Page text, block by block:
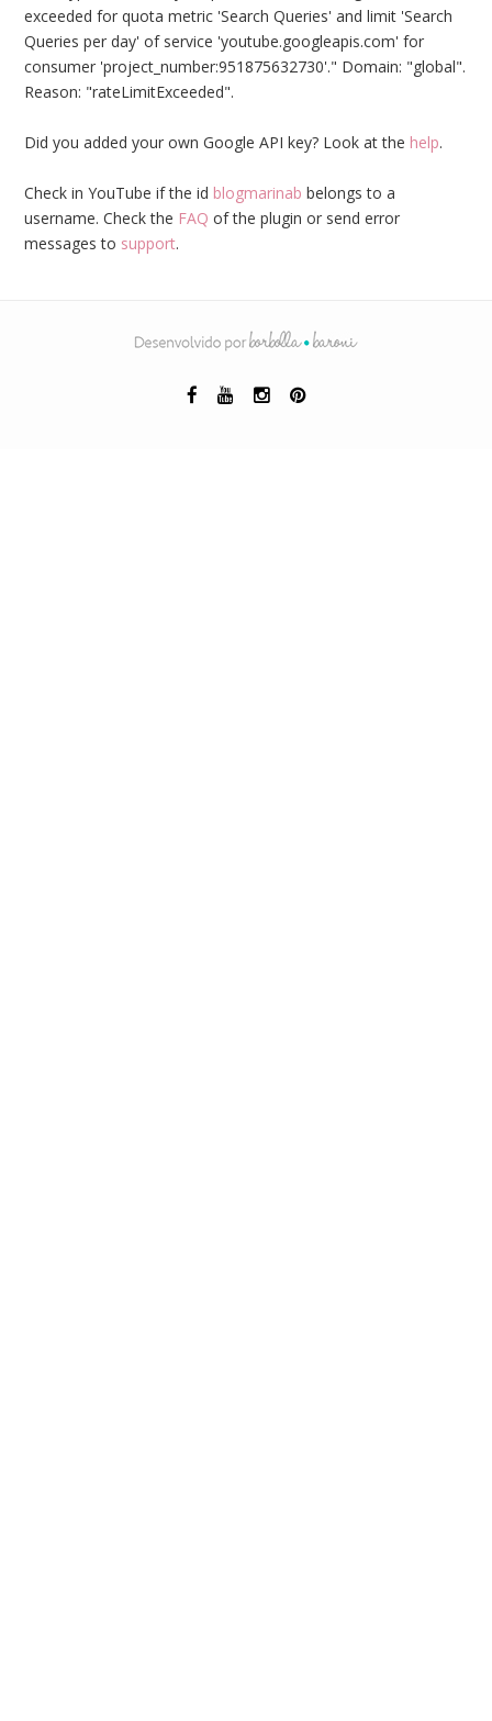
exceeded for quota metric 'Search Queries' and limit 'Search
Queries per day' of service 'youtube.googleapis.com' for
consumer 'project_number:951875632730'." Domain: "global".
Reason: "rateLimitExceeded".
Did you added your own Google API key? Look at the help.
Check in YouTube if the id blogmarinab belongs to a
username. Check the FAQ of the plugin or send error
messages to support.